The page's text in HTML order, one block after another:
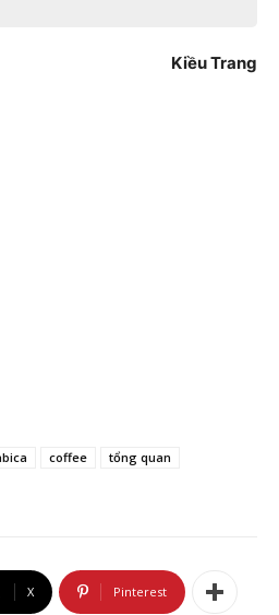
Kiều Trang
coffee
tổng quan
X Pinterest